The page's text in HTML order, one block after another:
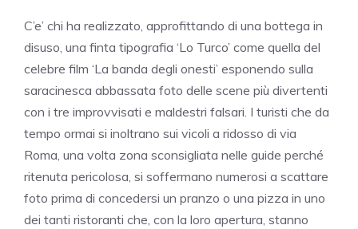
C’e’ chi ha realizzato, approfittando di una bottega in
disuso, una finta tipografia ‘Lo Turco’ come quella del
celebre film ‘La banda degli onesti’ esponendo sulla
saracinesca abbassata foto delle scene più divertenti
con i tre improvvisati e maldestri falsari. I turisti che da
tempo ormai si inoltrano sui vicoli a ridosso di via
Roma, una volta zona sconsigliata nelle guide perché
ritenuta pericolosa, si soffermano numerosi a scattare
foto prima di concedersi un pranzo o una pizza in uno
dei tanti ristoranti che, con la loro apertura, stanno